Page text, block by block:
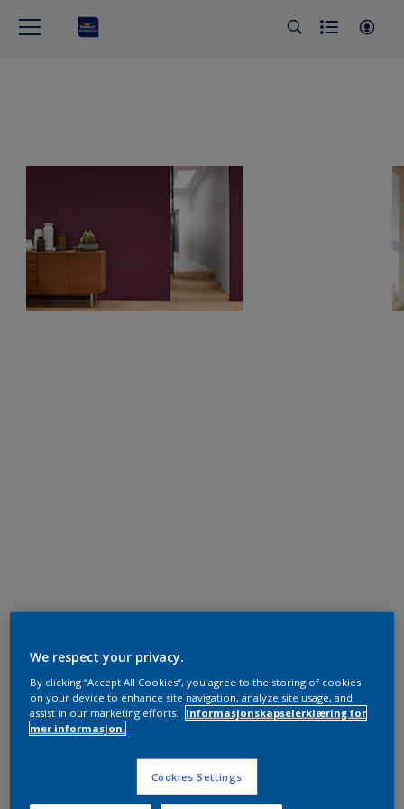
We respect your privacy.
By clicking “Accept All Cookies”, you agree to the storing of cookies
on your device to enhance site navigation, analyze site usage, and
assist in our marketing efforts.
Informasjonskapselerklæring for
mer informasjon.
Cookies Settings